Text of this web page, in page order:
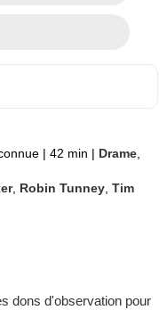
| 42 min | Drame
, Robin Tunney ,Tim
dons d'observation pour